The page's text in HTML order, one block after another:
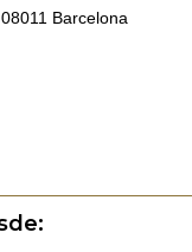
Barcelona